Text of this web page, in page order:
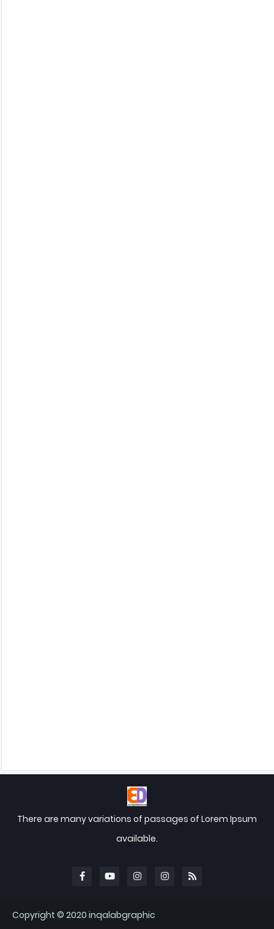
There are many variations of passages of Lorem Ipsum
available.
Copyright © 2020 inqalabgraphic